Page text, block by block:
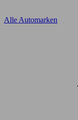
Alle Automarken